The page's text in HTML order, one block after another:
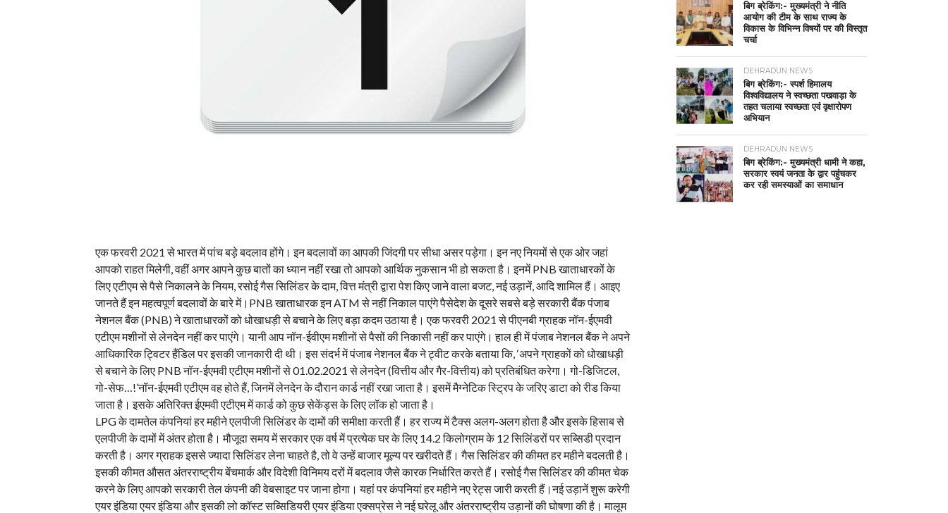
एक फरवरी 2021 से भारत में पांच बड़े बदलाव होंगे। इन बदलावों का आपकी जिंदगी पर सीधा असर पड़ेगा। इन नए नियमों से एक ओर जहां
आपको राहत मिलेगी, वहीं अगर आपने कुछ बातों का ध्यान नहीं रखा तो आपको आर्थिक नुकसान भी हो सकता है। इनमें PNB खाताधारकों के
लिए एटीएम से पैसे निकालने के नियम, रसोई गैस सिलिंडर के दाम, वित्त मंत्री द्वारा पेश किए जाने वाला बजट, नई उड़ानें, आदि शामिल हैं। आइए
जानते हैं इन महत्वपूर्ण बदलावों के बारे में।PNB खाताधारक इन ATM से नहीं निकाल पाएंगे पैसेदेश के दूसरे सबसे बड़े सरकारी बैंक पंजाब
नेशनल बैंक (PNB) ने खाताधारकों को धोखाधड़ी से बचाने के लिए बड़ा कदम उठाया है। एक फरवरी 2021 से पीएनबी ग्राहक नॉन-ईएमवी
एटीएम मशीनों से लेनदेन नहीं कर पाएंगे। यानी आप नॉन-ईवीएम मशीनों से पैसों की निकासी नहीं कर पाएंगे। हाल ही में पंजाब नेशनल बैंक ने अपने
आधिकारिक ट्विटर हैंडिल पर इसकी जानकारी दी थी। इस संदर्भ में पंजाब नेशनल बैंक ने ट्वीट करके बताया कि, ‘अपने ग्राहकों को धोखाधड़ी
से बचाने के लिए PNB नॉन-ईएमवी एटीएम मशीनों से 01.02.2021 से लेनदेन (वित्तीय और गैर-वित्तीय) को प्रतिबंधित करेगा। गो-डिजिटल,
गो-सेफ…!’नॉन-ईएमवी एटीएम वह होते हैं, जिनमें लेनदेन के दौरान कार्ड नहीं रखा जाता है। इसमें मैग्नेटिक स्ट्रिप के जरिए डाटा को रीड किया
जाता है। इसके अतिरिक्त ईएमवी एटीएम में कार्ड को कुछ सेकेंड्स के लिए लॉक हो जाता है।
LPG के दामतेल कंपनियां हर महीने एलपीजी सिलिंडर के दामों की समीक्षा करती हैं। हर राज्य में टैक्स अलग-अलग होता है और इसके हिसाब से
एलपीजी के दामों में अंतर होता है। मौजूदा समय में सरकार एक वर्ष में प्रत्येक घर के लिए 14.2 किलोग्राम के 12 सिलिंडरों पर सब्सिडी प्रदान
करती है। अगर ग्राहक इससे ज्यादा सिलिंडर लेना चाहते है, तो वे उन्हें बाजार मूल्य पर खरीदते हैं। गैस सिलिंडर की कीमत हर महीने बदलती है।
इसकी कीमत औसत अंतरराष्ट्रीय बेंचमार्क और विदेशी विनिमय दरों में बदलाव जैसे कारक निर्धारित करते हैं। रसोई गैस सिलिंडर की कीमत चेक
करने के लिए आपको सरकारी तेल कंपनी की वेबसाइट पर जाना होगा। यहां पर कंपनियां हर महीने नए रेट्स जारी करती हैं।नई उड़ानें शुरू करेगी
एयर इंडिया एयर इंडिया और इसकी लो कॉस्ट सब्सिडियरी एयर इंडिया एक्सप्रेस ने नई घरेलू और अंतरराष्ट्रीय उड़ानों की घोषणा की है। मालूम
बिग ब्रेकिंग:- मुख्यमंत्री ने नीति
आयोग की टीम के साथ राज्य के
विकास के विभिन्न विषयों पर की विस्तृत
चर्चा
DEHRADUN NEWS
बिग ब्रेकिंग:- स्पर्श हिमालय
विश्वविद्यालय ने स्वच्छता पखवाड़ा के
तहत चलाया स्वच्छता एवं वृक्षारोपण
अभियान
DEHRADUN NEWS
बिग ब्रेकिंग:- मुख्यमंत्री धामी ने कहा,
सरकार स्वयं जनता के द्वार पहुंचकर
कर रही समस्याओं का समाधान